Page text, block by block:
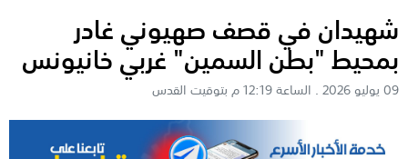
شهيدان في قصف صهيوني غادر
بمحيط "بطن السمين" غربي خانيونس
09 يوليو 2026 . الساعة 12:19 م بتوقيت القدس